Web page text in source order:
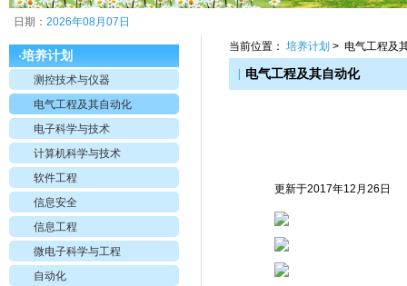
日期： 2026年08月07日
·培养计划
测控技术与仪器
电气工程及其自动化
电子科学与技术
计算机科学与技术
软件工程
信息安全
信息工程
微电子科学与工程
自动化
当前位置：培养计划 > 电气工程及
电气工程及其自动化
更新于2017年12月26日